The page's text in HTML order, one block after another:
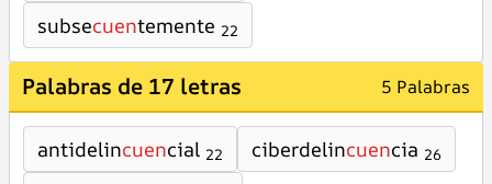
subsecuentemente 22
Palabras de 17 letras 5 Palabras
antidelincuencial 22 ciberdelincuencia 26